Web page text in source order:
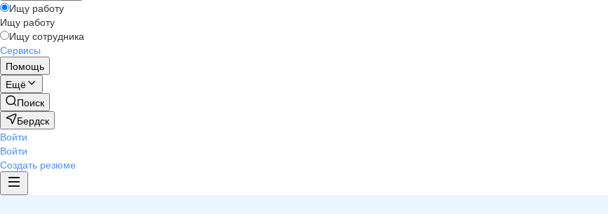
Ищу работу
Ищу работу
Ищу сотрудника
Сервисы
Помощь
Ещё
Поиск
Бердск
Войти
Войти
Создать резюме